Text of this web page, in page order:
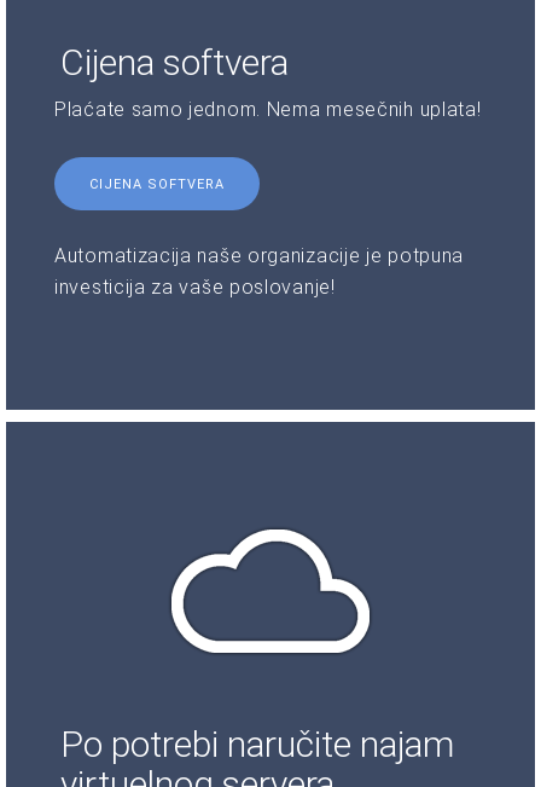
Cijena softvera
Plaćate samo jednom. Nema mesečnih uplata!
CIJENA SOFTVERA
Automatizacija naše organizacije je potpuna
investicija za vaše poslovanje!
Po potrebi naručite najam